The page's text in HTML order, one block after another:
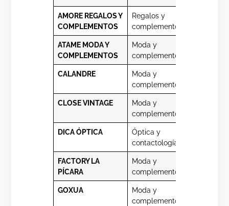
AMORE REGALOS Y
COMPLEMENTOS
Regalos y
complementos
ATAME MODA Y
COMPLEMENTOS
Moda y
complementos
CALANDRE
Moda y
complementos
CLOSE VINTAGE
Moda y
complementos
DICA ÓPTICA
Óptica y
contactología
FACTORY LA
PÍCARA
Moda y
complementos
GOXUA
Moda y
complementos